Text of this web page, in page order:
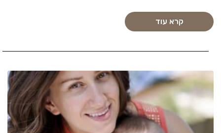
קרא עוד